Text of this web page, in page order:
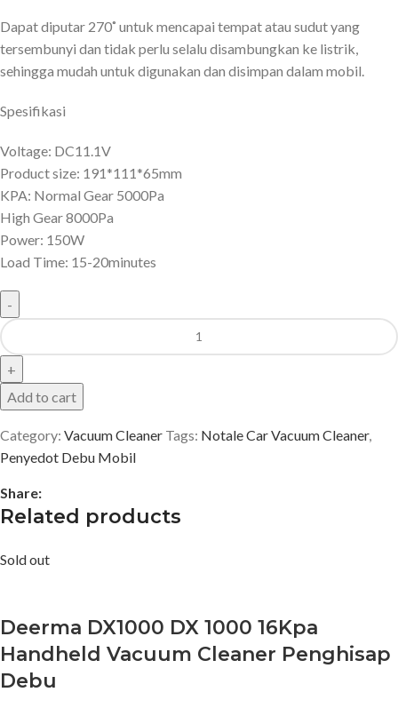
Dapat diputar 270˚ untuk mencapai tempat atau sudut yang
tersembunyi dan tidak perlu selalu disambungkan ke listrik,
sehingga mudah untuk digunakan dan disimpan dalam mobil.
Spesifikasi
Voltage: DC11.1V
Product size: 191*111*65mm
KPA: Normal Gear 5000Pa
High Gear 8000Pa
Power: 150W
Load Time: 15-20minutes
Add to cart
Category: Vacuum Cleaner Tags: Notale Car Vacuum Cleaner,
Penyedot Debu Mobil
Share:
Related products
Sold out
Deerma DX1000 DX 1000 16Kpa
Handheld Vacuum Cleaner Penghisap
Debu